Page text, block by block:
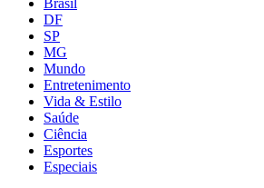
DF
SP
MG
Mundo
Entretenimento
Vida & Estilo
Saúde
Ciência
Esportes
Especiais